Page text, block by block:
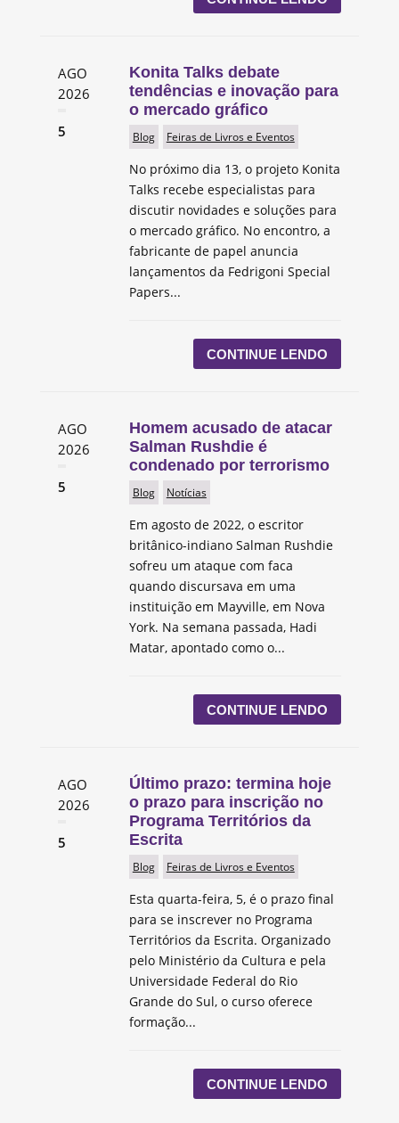
AGO
2026
5
Konita Talks debate
tendências e inovação para
o mercado gráfico
Blog Feiras de Livros e Eventos
No próximo dia 13, o projeto Konita
Talks recebe especialistas para
discutir novidades e soluções para
o mercado gráfico. No encontro, a
fabricante de papel anuncia
lançamentos da Fedrigoni Special
Papers...
CONTINUE LENDO
AGO
2026
5
Homem acusado de atacar
Salman Rushdie é
condenado por terrorismo
Blog Notícias
Em agosto de 2022, o escritor
britânico-indiano Salman Rushdie
sofreu um ataque com faca
quando discursava em uma
instituição em Mayville, em Nova
York. Na semana passada, Hadi
Matar, apontado como o...
CONTINUE LENDO
AGO
2026
5
Último prazo: termina hoje
o prazo para inscrição no
Programa Territórios da
Escrita
Blog Feiras de Livros e Eventos
Esta quarta-feira, 5, é o prazo final
para se inscrever no Programa
Territórios da Escrita. Organizado
pelo Ministério da Cultura e pela
Universidade Federal do Rio
Grande do Sul, o curso oferece
formação...
CONTINUE LENDO